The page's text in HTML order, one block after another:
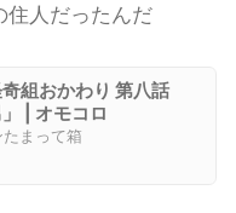
住人だったんだ
組おかわり 第八話
」 | オモコロ
まって箱